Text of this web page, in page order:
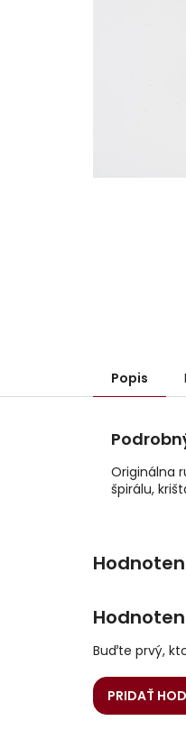
Popis
Originálna
špirálu,
Buďte prvý,
PRIDAŤ